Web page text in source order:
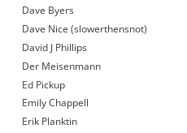
Dave Byers
Dave Nice (slowerthensnot)
David J Phillips
Der Meisenmann
Ed Pickup
Emily Chappell
Erik Planktin